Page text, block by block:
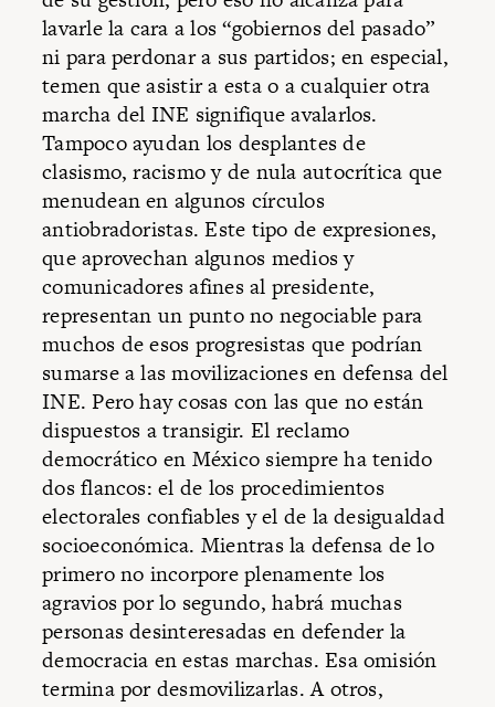
lavarle la cara a los “gobiernos del pasado”
ni para perdonar a sus partidos; en especial,
temen que asistir a esta o a cualquier otra
marcha del INE signifique avalarlos.
Tampoco ayudan los desplantes de
clasismo, racismo y de nula autocrítica que
menudean en algunos círculos
antiobradoristas. Este tipo de expresiones,
que aprovechan algunos medios y
comunicadores afines al presidente,
representan un punto no negociable para
muchos de esos progresistas que podrían
sumarse a las movilizaciones en defensa del
INE. Pero hay cosas con las que no están
dispuestos a transigir. El reclamo
democrático en México siempre ha tenido
dos flancos: el de los procedimientos
electorales confiables y el de la desigualdad
socioeconómica. Mientras la defensa de lo
primero no incorpore plenamente los
agravios por lo segundo, habrá muchas
personas desinteresadas en defender la
democracia en estas marchas. Esa omisión
termina por desmovilizarlas. A otros,